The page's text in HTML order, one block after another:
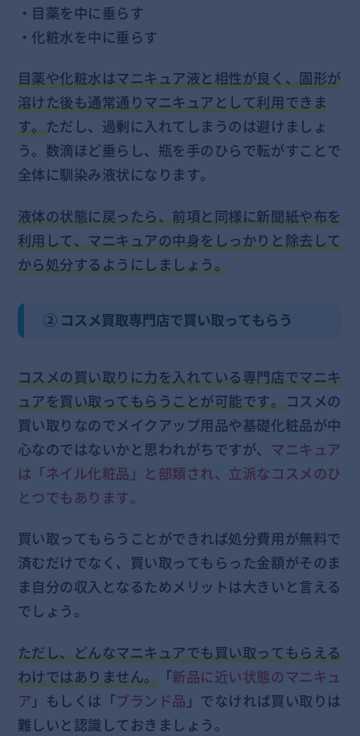
・目薬を中に垂らす
・化粧水を中に垂らす
目薬や化粧水はマニキュア液と相性が良く、固形が
溶けた後も通常通りマニキュアとして利用できま
す。ただし、過剰に入れてしまうのは避けましょ
う。数滴ほど垂らし、瓶を手のひらで転がすことで
全体に馴染み液状になります。
液体の状態に戻ったら、前項と同様に新聞紙や布を
利用して、マニキュアの中身をしっかりと除去して
から処分するようにしましょう。
② コスメ買取専門店で買い取ってもらう
コスメの買い取りに力を入れている専門店でマニキ
ュアを買い取ってもらうことが可能です。コスメの
買い取りなのでメイクアップ用品や基礎化粧品が中
心なのではないかと思われがちですが、 マニキュア
は「ネイル化粧品」と部類され、立派なコスメのひ
とつでもあります。
買い取ってもらうことができれば処分費用が無料で
済むだけでなく、買い取ってもらった金額がそのま
ま自分の収入となるためメリットは大きいと言える
でしょう。
ただし、どんなマニキュアでも買い取ってもらえる
わけではありません。「新品に近い状態のマニキュ
ア 」もしくは「ブランド品 」でなければ買い取りは
難しいと認識しておきましょう。